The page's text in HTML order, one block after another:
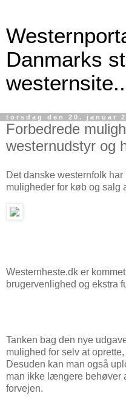
Danmarks
torsdag den 20. januar
Forbedrede
westernudstyr og
Det danske westernfolk
muligheder for køb og salg
Westernheste.dk er
brugervenlighed og ekstra
Tanken bag den nye
mulighed for selv at
Desuden kan man også
man ikke længere behøver
forvejen.